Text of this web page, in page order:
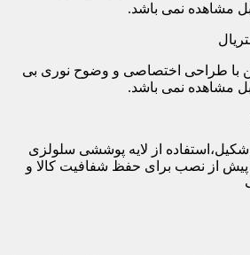
مشاهده نمی باشد.
با طراحی اختصاصی و وضوح نوری بی
مشاهده نمی باشد.
از لایه پوششی سلولزی
از نصب برای حفظ شفافیت کالا و